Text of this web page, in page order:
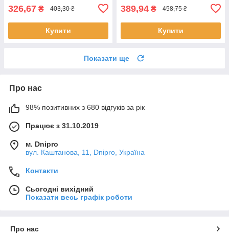
326,67 ₴ 403,30 ₴
Купити
389,94 ₴ 458,75 ₴
Купити
Показати ще
Про нас
98% позитивних з 680 відгуків за рік
Працює з 31.10.2019
м. Dnipro
вул. Каштанова, 11, Dnipro, Україна
Контакти
Сьогодні вихідний
Показати весь графік роботи
Про нас